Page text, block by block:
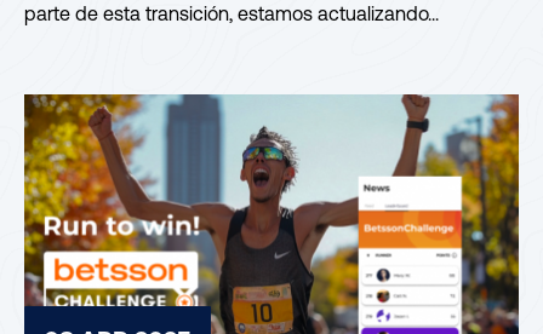
parte de esta transición, estamos actualizando...